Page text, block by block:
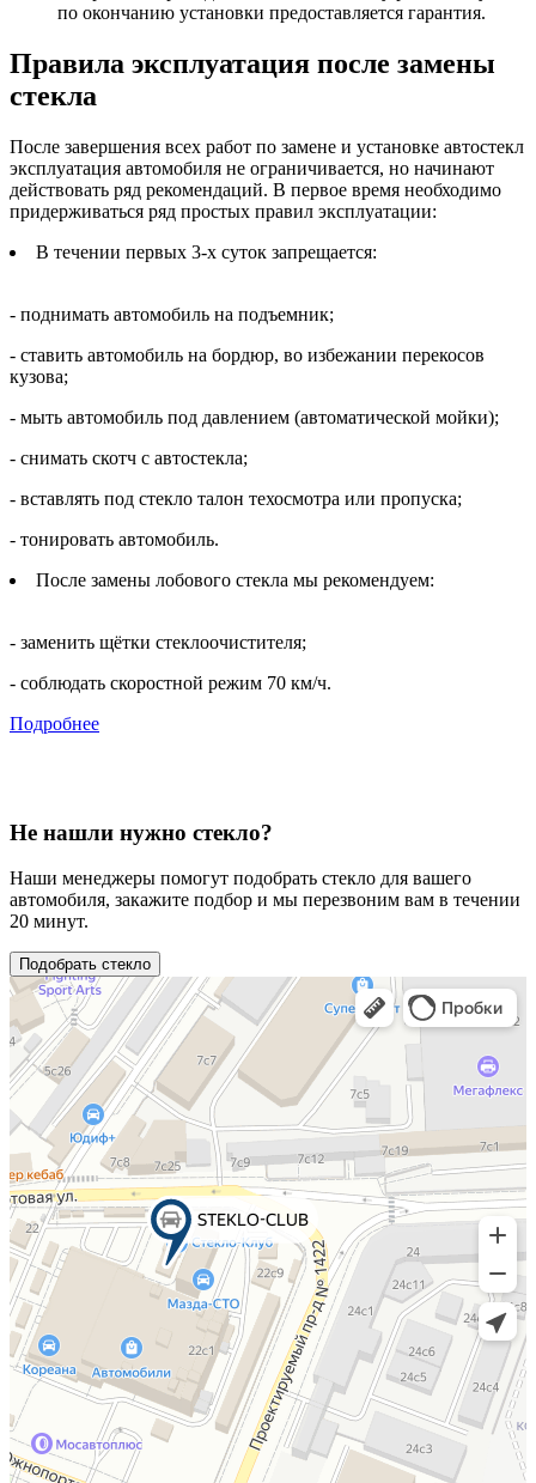
по окончанию установки предоставляется гарантия.
Правила эксплуатация после замены
стекла
После завершения всех работ по замене и установке автостекл
эксплуатация автомобиля не ограничивается, но начинают
действовать ряд рекомендаций. В первое время необходимо
придерживаться ряд простых правил эксплуатации:
В течении первых 3-х суток запрещается:
- поднимать автомобиль на подъемник;
- ставить автомобиль на бордюр, во избежании перекосов
кузова;
- мыть автомобиль под давлением (автоматической мойки);
- снимать скотч с автостекла;
- вставлять под стекло талон техосмотра или пропуска;
- тонировать автомобиль.
После замены лобового стекла мы рекомендуем:
- заменить щётки стеклоочистителя;
- соблюдать скоростной режим 70 км/ч.
Подробнее
Не нашли нужно стекло?
Наши менеджеры помогут подобрать стекло для вашего
автомобиля, закажите подбор и мы перезвоним вам в течении
20 минут.
Подобрать стекло